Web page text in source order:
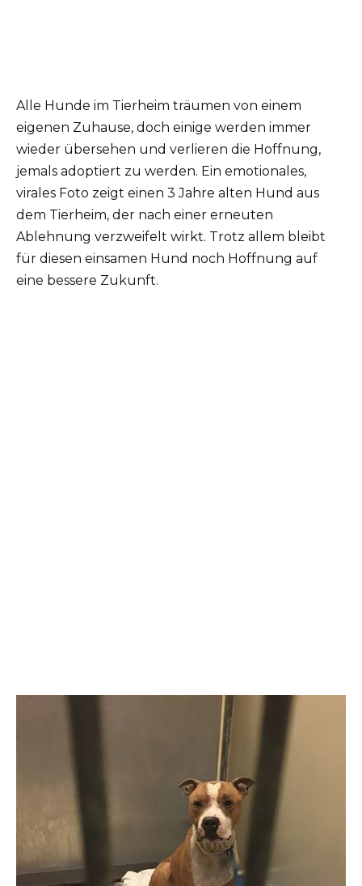
Alle Hunde im Tierheim träumen von einem
eigenen Zuhause, doch einige werden immer
wieder übersehen und verlieren die Hoffnung,
jemals adoptiert zu werden. Ein emotionales,
virales Foto zeigt einen 3 Jahre alten Hund aus
dem Tierheim, der nach einer erneuten
Ablehnung verzweifelt wirkt. Trotz allem bleibt
für diesen einsamen Hund noch Hoffnung auf
eine bessere Zukunft.